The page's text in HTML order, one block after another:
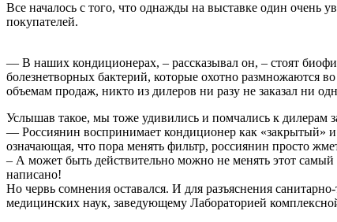
Все началось с того, что однажды на выставке один очень
покупателей.
— В наших кондиционерах, – рассказывал он, – стоят
болезнетворных бактерий, которые охотно размножаются
объемам продаж, никто из дилеров ни разу не заказал ни
Услышав такое, мы тоже удивились и помчались к дилерам
— Россиянин воспринимает кондиционер как «закрытый» и
означающая, что пора менять фильтр, россиянин просто
– А может быть действительно можно не менять этот
написано!
Но червь сомнения оставался. И для разъяснения
медицинских наук, заведующему Лабораторией